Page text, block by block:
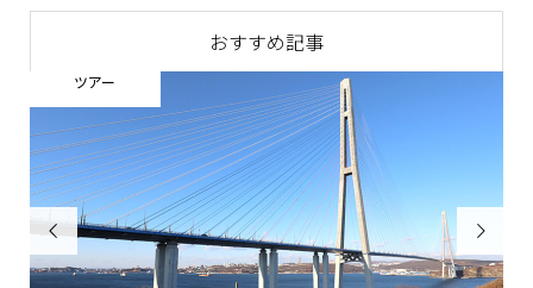
おすすめ記事

ツアー
